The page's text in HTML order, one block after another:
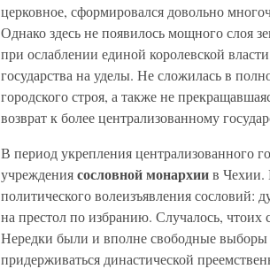
церковное, сформировался довольно
Однако здесь не появилось мощного слоя
при ослаблении единой королевской
государства на уделы. Не сложилась в
городского строя, а также не
возврат к более централизованному
В период укрепления централизованного
учреждениясословной монархиив Чехии.
политического волеизъявления сословий:
на престол по избранию. Случалось,
Нередки были и вполне свободные выборы
придерживаться династической